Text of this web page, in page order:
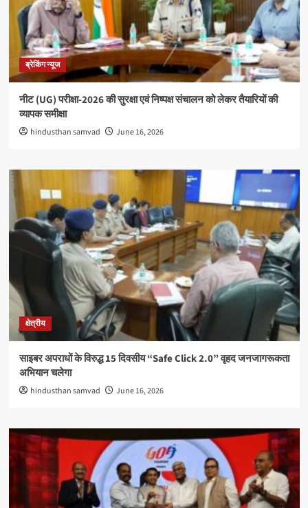
ब्रेकिंग न्यूज
नीट (UG) परीक्षा-2026 की सुरक्षा एवं निष्पक्ष संचालन को लेकर तैयारियों की
व्यापक समीक्षा
hindusthan samvad June 16, 2026
क्षेत्रीय
साइबर अपराधों के विरुद्ध 15 दिवसीय “Safe Click 2.0” वृहद जनजागरूकता
अभियान चलेगा
hindusthan samvad June 16, 2026